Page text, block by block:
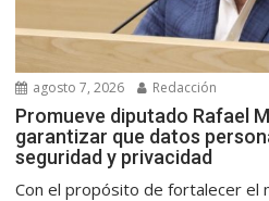
agosto 7, 2026 Redacción
Promueve diputado Rafael
garantizar que datos
seguridad y privacidad
Con el propósito de fortalecer el